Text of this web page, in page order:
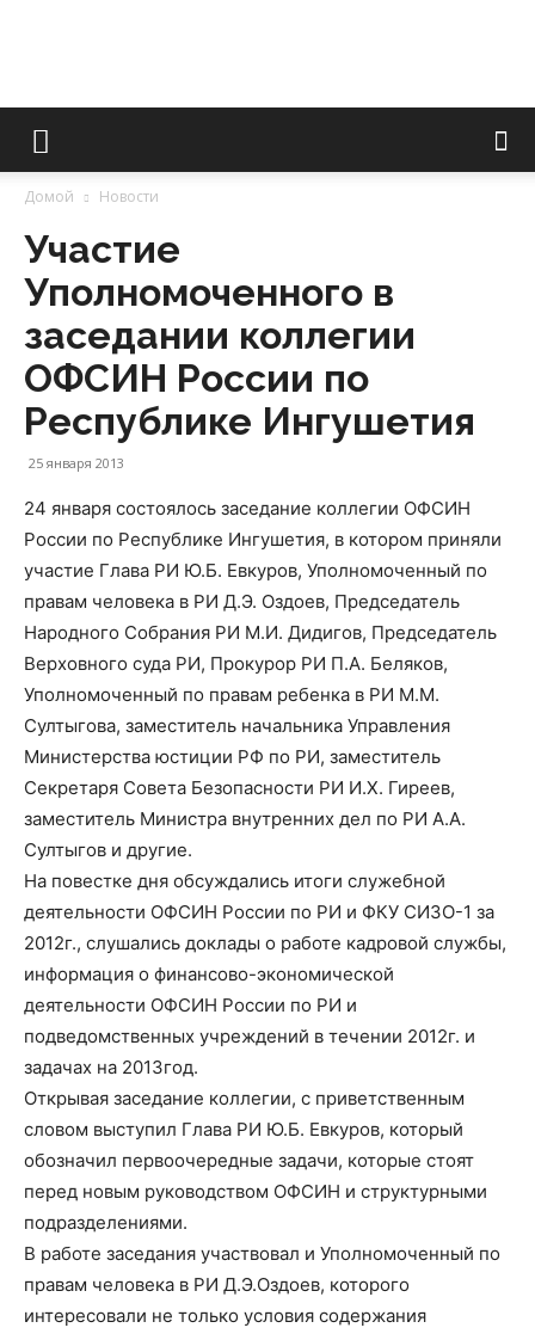
правам
в
Республике
Ингушетия
Домой Новости
Участие
Уполномоченного в
заседании коллегии
ОФСИН России по
Республике Ингушетия
25 января 2013
24 января состоялось заседание коллегии ОФСИН
России по Республике Ингушетия, в котором приняли
участие Глава РИ Ю.Б. Евкуров, Уполномоченный по
правам человека в РИ Д.Э. Оздоев, Председатель
Народного Собрания РИ М.И. Дидигов, Председатель
Верховного суда РИ, Прокурор РИ П.А. Беляков,
Уполномоченный по правам ребенка в РИ М.М.
Султыгова, заместитель начальника Управления
Министерства юстиции РФ по РИ, заместитель
Секретаря Совета Безопасности РИ И.Х. Гиреев,
заместитель Министра внутренних дел по РИ А.А.
Султыгов и другие.
На повестке дня обсуждались итоги служебной
деятельности ОФСИН России по РИ и ФКУ СИЗО-1 за
2012г., слушались доклады о работе кадровой службы,
информация о финансово-экономической
деятельности ОФСИН России по РИ и
подведомственных учреждений в течении 2012г. и
задачах на 2013год.
Открывая заседание коллегии, с приветственным
словом выступил Глава РИ Ю.Б. Евкуров, который
обозначил первоочередные задачи, которые стоят
перед новым руководством ОФСИН и структурными
подразделениями.
В работе заседания участвовал и Уполномоченный по
правам человека в РИ Д.Э.Оздоев, которого
интересовали не только условия содержания